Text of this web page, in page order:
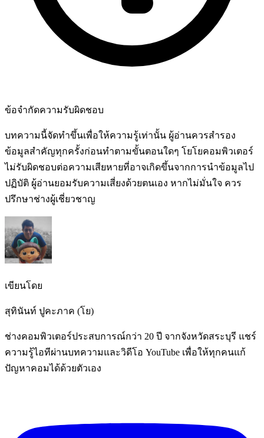
ข้อจำกัดความรับผิดชอบ
บทความนี้จัดทำขึ้นเพื่อให้ความรู้เท่านั้น ผู้อ่านควรสำรอง
ข้อมูลสำคัญทุกครั้งก่อนทำตามขั้นตอนใดๆ โยโยคอมพิวเตอร์
ไม่รับผิดชอบต่อความเสียหายที่อาจเกิดขึ้นจากการนำข้อมูลไป
ปฏิบัติ ผู้อ่านยอมรับความเสี่ยงด้วยตนเอง หากไม่มั่นใจ ควร
ปรึกษาช่างผู้เชี่ยวชาญ
เขียนโดย
สุทินันท์ ปูคะภาค (โย)
ช่างคอมพิวเตอร์ประสบการณ์กว่า 20 ปี จากจังหวัดสระบุรี แชร์
ความรู้ไอทีผ่านบทความและวิดีโอ YouTube เพื่อให้ทุกคนแก้
ปัญหาคอมได้ด้วยตัวเอง